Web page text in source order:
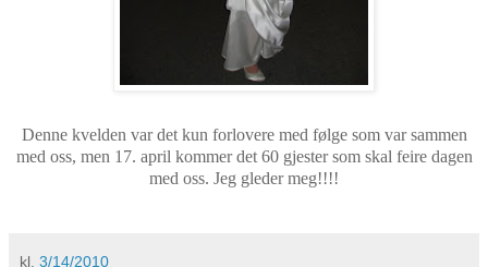
Denne kvelden var det kun forlovere med følge som var sammen
med oss, men 17. april kommer det 60 gjester som skal feire dagen
med oss. Jeg gleder meg!!!!
kl. 3/14/2010